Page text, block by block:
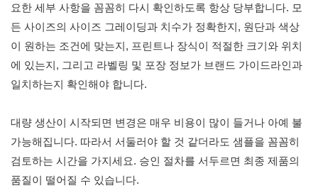
요한 세부 사항을 꼼꼼히 다시 확인하도록 항상 당부합니다. 모
든 사이즈의 사이즈 그레이딩과 치수가 정확한지, 원단과 색상
이 원하는 조건에 맞는지, 프린트나 장식이 적절한 크기와 위치
에 있는지, 그리고 라벨링 및 포장 정보가 브랜드 가이드라인과
일치하는지 확인해야 합니다.
대량 생산이 시작되면 변경은 매우 비용이 많이 들거나 아예 불
가능해집니다. 따라서 서둘러야 할 것 같더라도 샘플을 꼼꼼히
검토하는 시간을 가지세요. 승인 절차를 서두르면 최종 제품의
품질이 떨어질 수 있습니다.